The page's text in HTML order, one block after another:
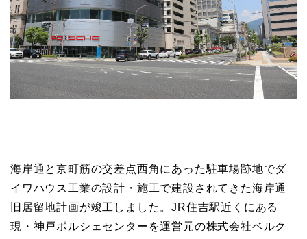
海岸通と京町筋の交差点西角にあった駐車場跡地でダ
イワハウス工業の設計・施工で建設されてきた海岸通
旧居留地計画が竣工しました。JR住吉駅近くにある
現・神戸ポルシェセンターを運営元の株式会社ベルク